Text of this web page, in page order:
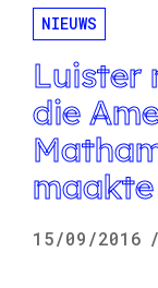
NIEUWS
Luister
die
maakte
15/09/2016 /